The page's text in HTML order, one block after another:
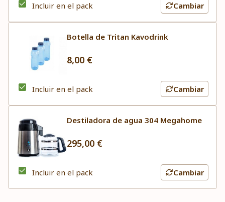
Incluir en el pack Cambiar
Botella de Tritan Kavodrink
8,00 €
Incluir en el pack Cambiar
Destiladora de agua 304 Megahome
295,00 €
Incluir en el pack Cambiar